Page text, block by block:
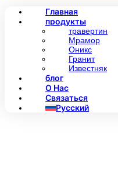
Главная
продукты
травертин
Мрамор
Оникс
Гранит
Известняк
блог
О Нас
Связаться
Русский